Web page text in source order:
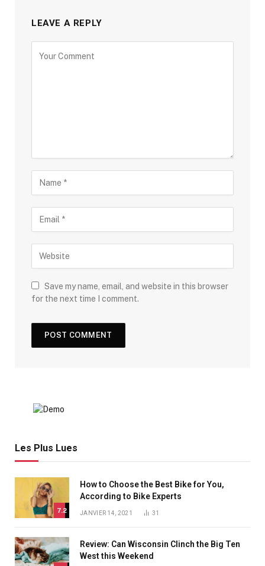
LEAVE A REPLY
Save my name, email, and website in this browser
for the next time I comment.
Les Plus Lues
7.2
How to Choose the Best Bike for You,
According to Bike Experts
JANVIER 14, 2021 31
Review: Can Wisconsin Clinch the Big Ten
West this Weekend